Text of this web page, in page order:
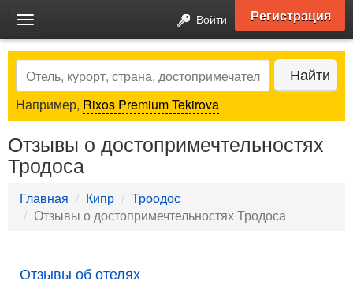
Toggle
navigation
Войти Регистрация
Search Найти
Например, Rixos Premium Tekirova
Отзывы о достопримечтельностях
Тродоса
Главная Кипр
Троодос
Отзывы о достопримечтельностях Тродоса
Отзывы об отелях